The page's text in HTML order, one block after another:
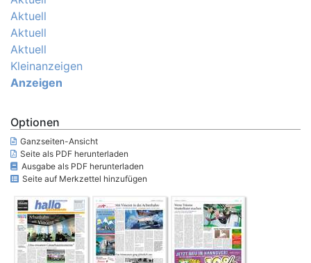
Aktuell
Aktuell
Aktuell
Kleinanzeigen
Anzeigen
Optionen
Ganzseiten-Ansicht
Seite als PDF herunterladen
Ausgabe als PDF herunterladen
Seite auf Merkzettel hinzufügen